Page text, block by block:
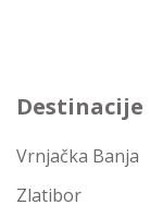
Destinacije
Vrnjačka Banja
Zlatibor